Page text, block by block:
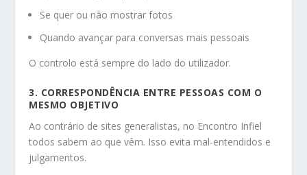
Se quer ou não mostrar fotos
Quando avançar para conversas mais pessoais
O controlo está sempre do lado do utilizador.
3. CORRESPONDÊNCIA ENTRE PESSOAS COM O
MESMO OBJETIVO
Ao contrário de sites generalistas, no Encontro Infiel
todos sabem ao que vêm. Isso evita mal-entendidos e
julgamentos.